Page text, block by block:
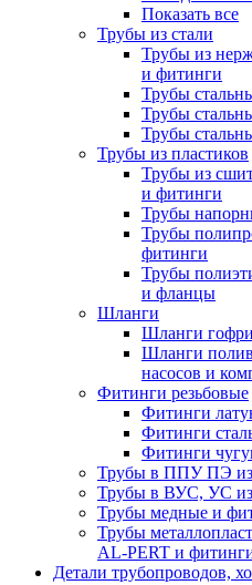
Показать все
Трубы из стали
Трубы из
и фитинги
Трубы
Трубы
Трубы
Трубы из пластиков
Трубы из
и фитинги
Трубы
Трубы
фитинги
Трубы
и фланцы
Шланги
Шланги
Шланги
насосов и
Фитинги резьбовые
Фитинги
Фитинги
Фитинги
Трубы в ППУ ПЭ
Трубы в ВУС, УС
Трубы медные и
Трубы
AL-PERT и
Детали трубопроводов,